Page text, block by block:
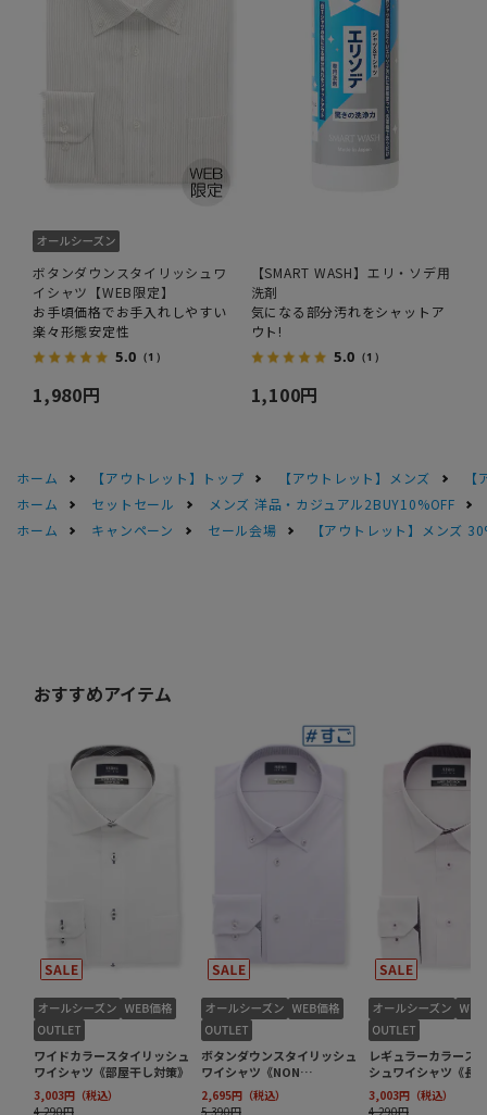
ボタンダウンスタイリッシュワ
イシャツ【WEB限定】
お手頃価格でお手入れしやすい
楽々形態安定性
5.0 （1）
1,980円
【SMART WASH】エリ・ソデ用
洗剤
気になる部分汚れをシャットア
ウト!
5.0 （1）
1,100円
ホーム 【アウトレット】トップ 【アウトレット】メンズ
ホーム
セットセール
メンズ 洋品・カジュアル2BUY10%OFF
ホーム
キャンペーン セール会場 【アウトレット】メンズ